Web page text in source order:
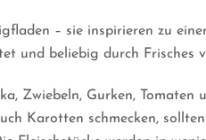
– sie inspirieren zu
und beliebig durch Frisches
Zwiebeln, Gurken,
Karotten schmecken,